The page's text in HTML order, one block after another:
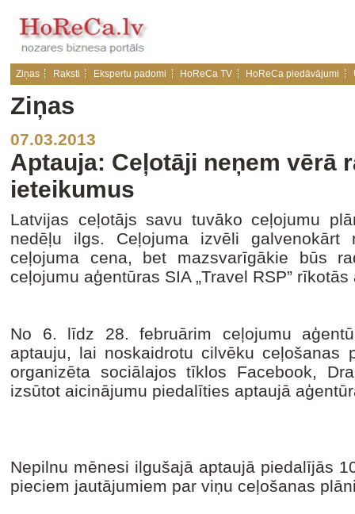
Ziņas Raksti Ekspertu padomi HoReCa TV HoReCa piedāvājumi
Ziņas
07.03.2013
Aptauja: Ceļotāji neņem vērā
ieteikumus
Latvijas ceļotājs savu tuvāko ceļojumu
nedēļu ilgs. Ceļojuma izvēli
ceļojuma cena, bet mazsvarīgākie būs
ceļojumu aģentūras SIA „Travel RSP”
No 6. līdz 28. februārim ceļojumu
aptauju, lai noskaidrotu cilvēku
organizēta sociālajos tīklos Facebook,
izsūtot aicinājumu piedalīties aptaujā
Nepilnu mēnesi ilgušajā aptaujā piedalījās
pieciem jautājumiem par viņu ceļošanas